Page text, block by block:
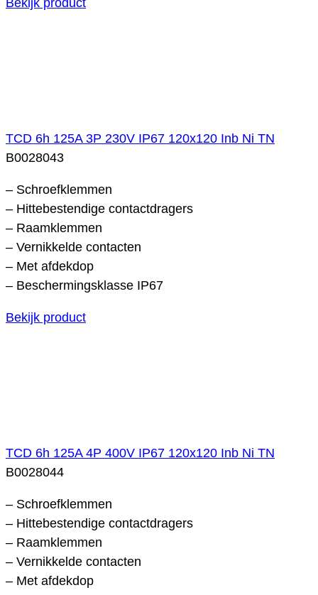
TCD 6h 125A 3P 230V IP67 120x120 Inb Ni TN
B0028043
– Schroefklemmen
– Hittebestendige contactdragers
– Raamklemmen
– Vernikkelde contacten
– Met afdekdop
– Beschermingsklasse IP67
Bekijk product
TCD 6h 125A 4P 400V IP67 120x120 Inb Ni TN
B0028044
– Schroefklemmen
– Hittebestendige contactdragers
– Raamklemmen
– Vernikkelde contacten
– Met afdekdop